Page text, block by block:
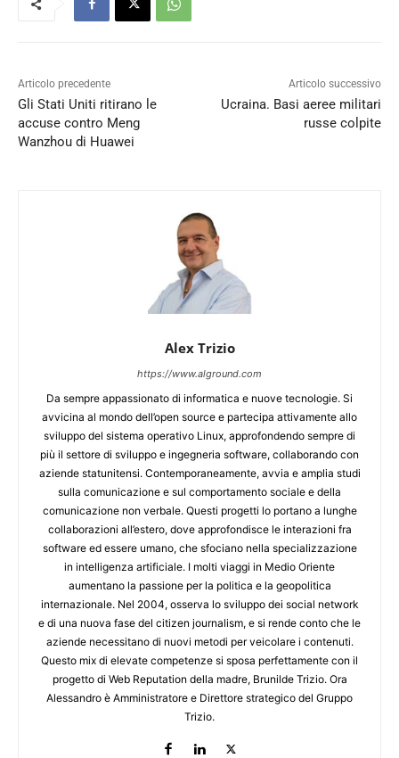
Articolo precedente
Gli Stati Uniti ritirano le
accuse contro Meng
Wanzhou di Huawei
Articolo successivo
Ucraina. Basi aeree militari
russe colpite
Alex Trizio
https://www.alground.com
Da sempre appassionato di informatica e nuove tecnologie. Si
avvicina al mondo dell’open source e partecipa attivamente allo
sviluppo del sistema operativo Linux, approfondendo sempre di
più il settore di sviluppo e ingegneria software, collaborando con
aziende statunitensi. Contemporaneamente, avvia e amplia studi
sulla comunicazione e sul comportamento sociale e della
comunicazione non verbale. Questi progetti lo portano a lunghe
collaborazioni all’estero, dove approfondisce le interazioni fra
software ed essere umano, che sfociano nella specializzazione
in intelligenza artificiale. I molti viaggi in Medio Oriente
aumentano la passione per la politica e la geopolitica
internazionale. Nel 2004, osserva lo sviluppo dei social network
e di una nuova fase del citizen journalism, e si rende conto che le
aziende necessitano di nuovi metodi per veicolare i contenuti.
Questo mix di elevate competenze si sposa perfettamente con il
progetto di Web Reputation della madre, Brunilde Trizio. Ora
Alessandro è Amministratore e Direttore strategico del Gruppo
Trizio.